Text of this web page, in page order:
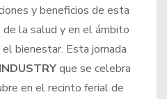
y beneficios de esta
la salud y en el ámbito
bienestar. Esta jornada
INDUSTRYque se celebra
en el recinto ferial de